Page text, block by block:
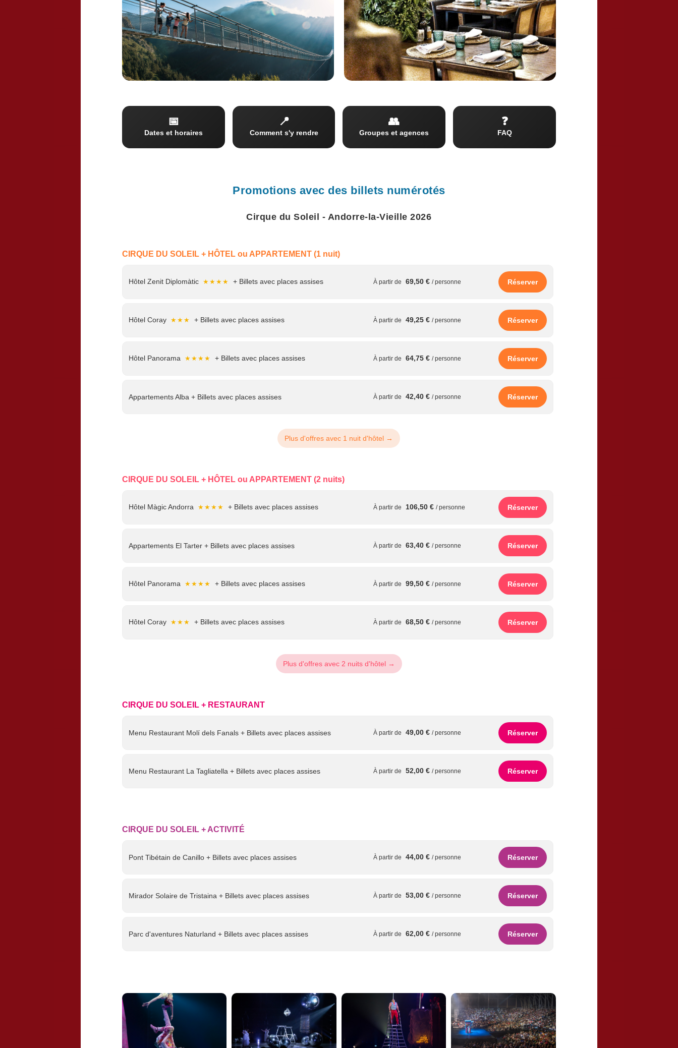
📅
Dates et horaires
📍
Comment s'y rendre
👥
Groupes et agences
❓
FAQ
Promotions avec des billets numérotés
Cirque du Soleil - Andorre-la-Vieille 2026
CIRQUE DU SOLEIL + HÔTEL ou APPARTEMENT (1 nuit)
Hôtel Zenit Diplomàtic ★★★★ + Billets avec places assises À partir de 69,50 €/ personne Réserver
Hôtel Coray ★★★ + Billets avec places assises À partir de 49,25 €/ personne Réserver
Hôtel Panorama ★★★★ + Billets avec places assises À partir de 64,75 €/ personne Réserver
Appartements Alba + Billets avec places assises À partir de 42,40 €/ personne Réserver
+ Billets avec places assises À partir de
+ Billets avec places assises
Hôtel Màgic Andorra ★★★★ + Billets avec places assises À partir de 68,25 € / personne Réserver
Appartements El Tarter + Billets avec places assises À partir de 48,00 € / personne Réserver
Plus d'offres avec 1 nuit d'hôtel →
CIRQUE DU SOLEIL + HÔTEL ou APPARTEMENT (2 nuits)
Hôtel Màgic Andorra ★★★★ + Billets avec places assises À partir de 106,50 €/ personne Réserver
Appartements El Tarter + Billets avec places assises À partir de 63,40 €/ personne Réserver
Hôtel Panorama ★★★★ + Billets avec places assises À partir de 99,50 €/ personne Réserver
Hôtel Coray ★★★ + Billets avec places assises À partir de 68,50 €/ personne Réserver
+ Billets avec places assises À partir de
Appartements Alba + Billets avec places assises À partir de 58,40 € / personne Réserver
Appartements Bordes d'Envalira + Billets avec places assises À partir de 60,00 € / personne Réserver
Plus d'offres avec 2 nuits d'hôtel →
CIRQUE DU SOLEIL + RESTAURANT
Menu Restaurant Molí dels Fanals + Billets avec places assises À partir de 49,00 €/ personne Réserver
Menu Restaurant La Tagliatella + Billets avec places assises À partir de 52,00 €/ personne Réserver
CIRQUE DU SOLEIL + ACTIVITÉ
Pont Tibétain de Canillo + Billets avec places assises À partir de 44,00 €/ personne Réserver
Mirador Solaire de Tristaina + Billets avec places assises À partir de 53,00 €/ personne Réserver
Parc d'aventures Naturland + Billets avec places assises À partir de 62,00 €/ personne Réserver